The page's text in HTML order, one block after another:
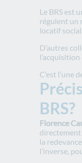
Le BRS est
régulent un
locatif
D’autres
C’est l’une
BRS?
Florence
directement
la
l’inverse,